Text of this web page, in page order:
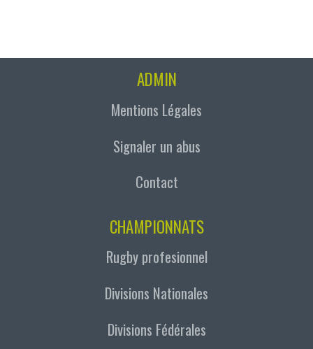
ADMIN
Mentions Légales
Signaler un abus
Contact
CHAMPIONNATS
Rugby profesionnel
Divisions Nationales
Divisions Fédérales